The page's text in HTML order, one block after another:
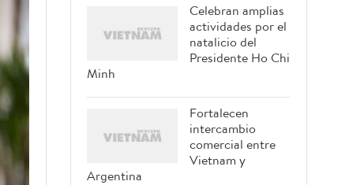
Celebran amplias
actividades por el
natalicio del
Presidente Ho Chi
Minh
Fortalecen
intercambio
comercial entre
Vietnam y
Argentina